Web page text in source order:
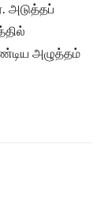
அடுத்தப்
அழுத்தம்